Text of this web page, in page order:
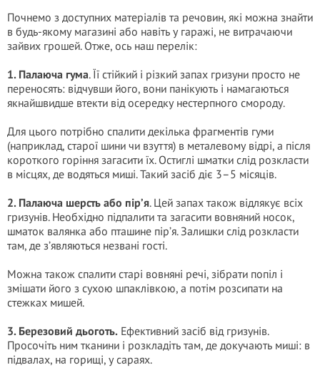
Почнемо з доступних матеріалів та речовин, які можна знайти
в будь-якому магазині або навіть у гаражі, не витрачаючи
зайвих грошей. Отже, ось наш перелік:
1. Палаюча гума. Її стійкий і різкий запах гризуни просто не
переносять: відчувши його, вони панікують і намагаються
якнайшвидше втекти від осередку нестерпного смороду.
Для цього потрібно спалити декілька фрагментів гуми
(наприклад, старої шини чи взуття) в металевому відрі, а після
короткого горіння загасити їх. Остиглі шматки слід розкласти
в місцях, де водяться миші. Такий засіб діє 3–5 місяців.
2. Палаюча шерсть або пір’я. Цей запах також відлякує всіх
гризунів. Необхідно підпалити та загасити вовняний носок,
шматок валянка або пташине пір’я. Залишки слід розкласти
там, де з’являються незвані гості.
Можна також спалити старі вовняні речі, зібрати попіл і
змішати його з сухою шпаклівкою, а потім розсипати на
стежках мишей.
3. Березовий дьоготь. Ефективний засіб від гризунів.
Просочіть ним тканини і розкладіть там, де докучають миші: в
підвалах, на горищі, у сараях.